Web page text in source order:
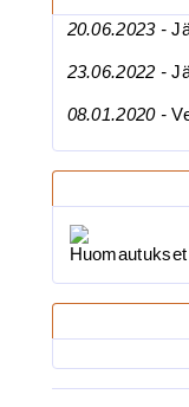
20.06.2023 -
23.06.2022 -
08.01.2020 -